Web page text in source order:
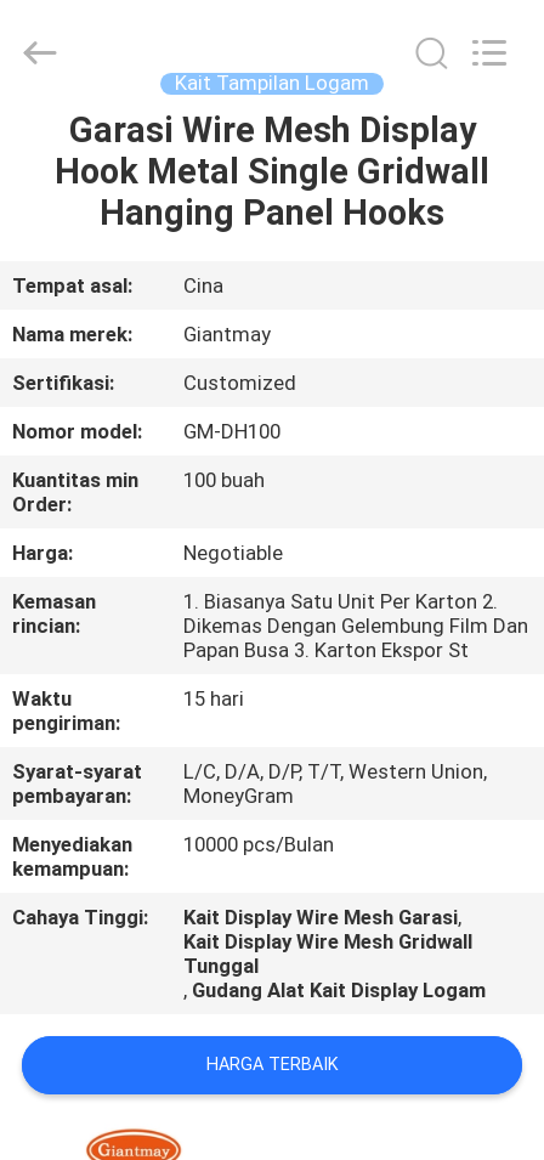
RUMAH
PRODUK
TENTANG
KAMI
TUR
PABRIK
KONTROL
KUALITAS
HUBUNGI
KAMI
BERITA
KASUS
Copyright
fsgiantmay.com.
Kait Tampilan Logam
Garasi Wire Mesh Display
Hook Metal Single Gridwall
Hanging Panel Hooks
Tempat asal:
Cina
Nama merek:
Giantmay
Sertifikasi:
Customized
Nomor model:
GM-DH100
Kuantitas min
Order:
100 buah
Harga:
Negotiable
Kemasan
rincian:
1. Biasanya Satu Unit Per Karton 2.
Dikemas Dengan Gelembung Film Dan
Papan Busa 3. Karton Ekspor St
Waktu
pengiriman:
15 hari
Syarat-syarat
pembayaran:
L/C, D/A, D/P, T/T, Western Union,
MoneyGram
Menyediakan
kemampuan:
10000 pcs/Bulan
Cahaya Tinggi: Kait Display Wire Mesh Garasi,
Kait Display Wire Mesh Gridwall
Tunggal
, Gudang Alat Kait Display Logam
HARGA TERBAIK